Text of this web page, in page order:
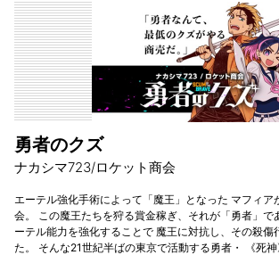
勇者のクズ
ナカシマ723/ロケット商会
エーテル強化手術によって「魔王」となった マフィア
会。 この魔王たちを狩る賞金稼ぎ、それが「勇者」で
ーテル能力を強化することで 魔王に対抗し、その殺傷
た。 そんな21世紀半ばの東京で活動する勇者・ 《死